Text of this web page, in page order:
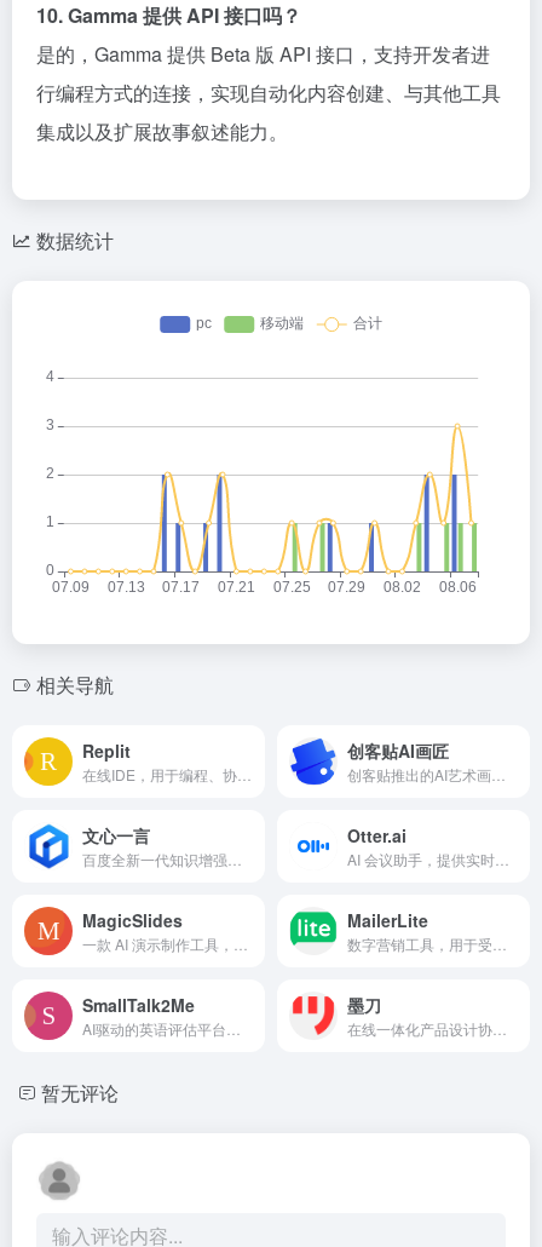
10. Gamma 提供 API 接口吗？
是的，Gamma 提供 Beta 版 API 接口，支持开发者进
行编程方式的连接，实现自动化内容创建、与其他工具
集成以及扩展故事叙述能力。
数据统计
相关导航
Replit 创客贴AI画匠
文心一言 Otter.ai
MagicSlides MailerLite
SmallTalk2Me 墨刀
暂无评论